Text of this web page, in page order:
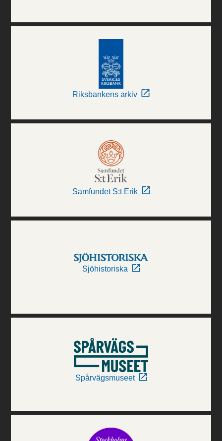
Riksbankens arkiv
Samfundet S:t Erik
Sjöhistoriska
Spårvägsmuseet